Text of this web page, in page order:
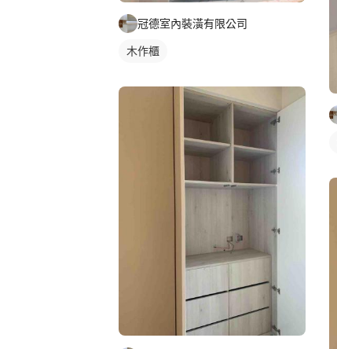
冠德室內裝潢有限公司
木作櫃